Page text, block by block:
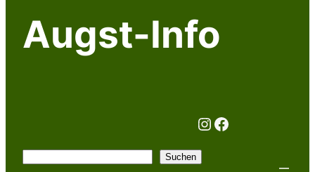
Augst-Info
Instagram
Facebook
Suchen